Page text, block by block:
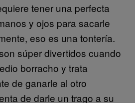
tener una perfecta
y ojos para sacarle
eso es una tontería.
súper divertidos cuando
borracho y trata
de ganarle al otro
de darle un trago a su